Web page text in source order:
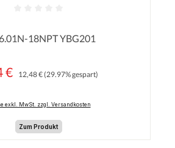
18NPT YBG201
€ 12,48 €(29.97% gespart)
exkl. MwSt. zzgl. Versandkosten
Zum Produkt